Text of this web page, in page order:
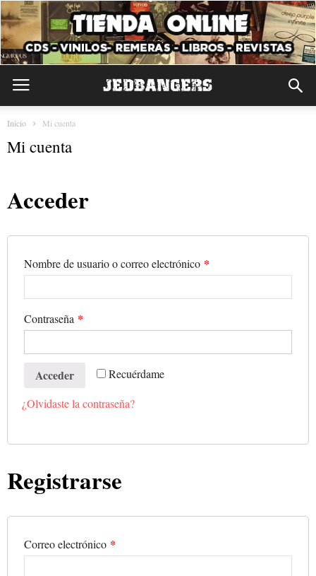
Inicio Mi cuenta
Mi cuenta
Acceder
Nombre de usuario o correo electrónico *
Contraseña *
Recuérdame
Acceder
¿Olvidaste la contraseña?
Registrarse
Correo electrónico *